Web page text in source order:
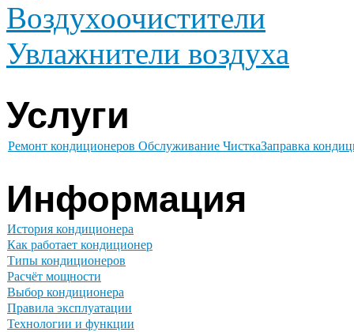
Воздухоочистители
Увлажнители воздуха
Услуги
Ремонт кондиционеров Обслуживание ЧисткаЗаправка
Информация
История кондиционера
Как работает кондиционер
Типы кондиционеров
Расчёт мощности
Выбор кондиционера
Правила эксплуатации
Технологии и функции